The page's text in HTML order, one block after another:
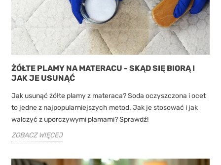
ŻÓŁTE PLAMY NA MATERACU - SKĄD SIĘ BIORĄ I
JAK JE USUNĄĆ
Jak usunąć żółte plamy z materaca? Soda oczyszczona i ocet
to jedne z najpopularniejszych metod. Jak je stosować i jak
walczyć z uporczywymi plamami? Sprawdź!
ZOBACZ WIĘCEJ